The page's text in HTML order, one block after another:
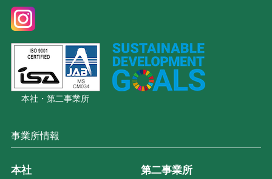
本社・第二事業所
事業所情報
本社 第二事業所